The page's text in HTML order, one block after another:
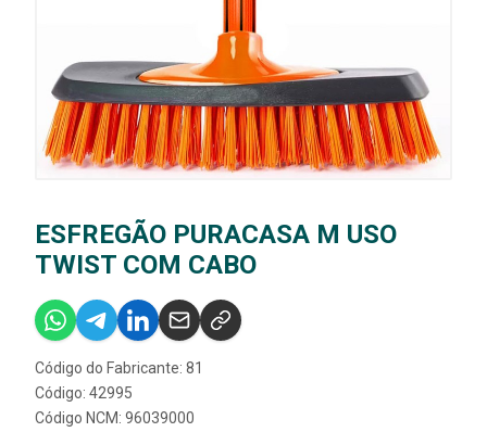
ESFREGÃO PURACASA M USO
TWIST COM CABO
Código do Fabricante: 81
Código: 42995
Código NCM: 96039000